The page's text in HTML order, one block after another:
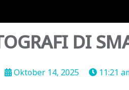
DI
Oktober 14, 2025 11:21